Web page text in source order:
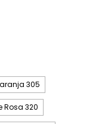
305
Rosa 320